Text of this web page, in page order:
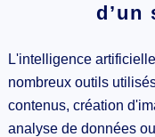
L'intelligence
nombreux outils
contenus, création
analyse de données